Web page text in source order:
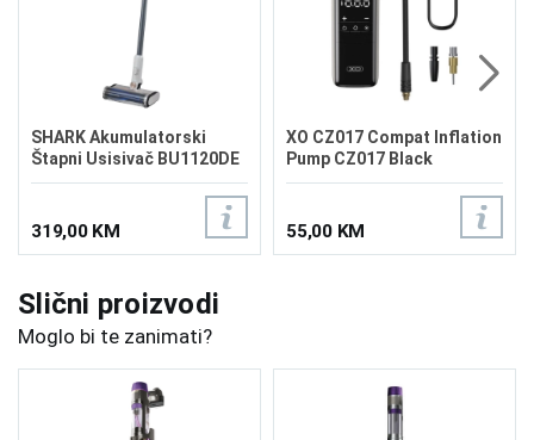
SHARK Akumulatorski
Štapni Usisivač BU1120DE
319,00 KM
XO CZ017 Compat Inflation
Pump CZ017 Black
55,00 KM
Slični proizvodi
Moglo bi te zanimati?